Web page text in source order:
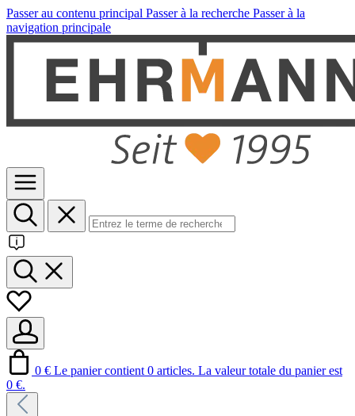
Passer au contenu principal Passer à la recherche Passer à la
navigation principale
0 € Le panier contient 0 articles. La valeur totale du panier est
0 €.